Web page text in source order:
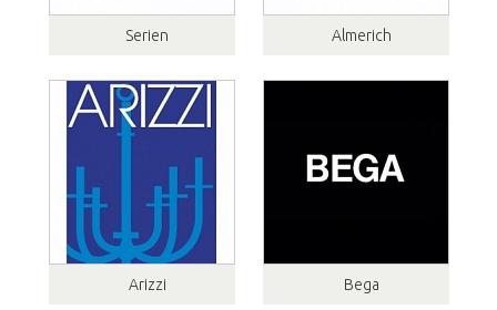
Serien Almerich
Arizzi Bega